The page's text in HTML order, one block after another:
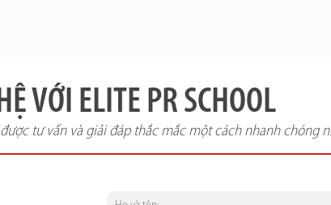
VỚI ELITE PR SCHOOL
tư vấn và giải đáp thắc mắc một cách nhanh chóng